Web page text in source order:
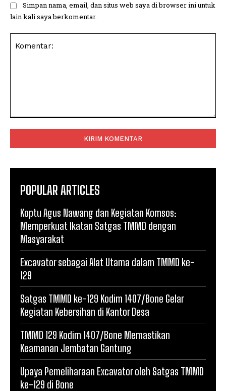
Simpan nama, email, dan situs web saya di browser ini untuk
lain kali saya berkomentar.
POPULAR ARTICLES
Koptu Agus Nawang dan Kegiatan Komsos:
Memperkuat Ikatan Satgas TMMD dengan
Masyarakat
Excavator sebagai Alat Utama dalam TMMD ke-
129
Satgas TMMD ke-129 Kodim 1407/Bone Gelar
Kegiatan Kebersihan di Kantor Desa
TMMD 129 Kodim 1407/Bone Memastikan
Keamanan Jembatan Gantung
Upaya Pemeliharaan Excavator oleh Satgas TMMD
ke-129 di Bone